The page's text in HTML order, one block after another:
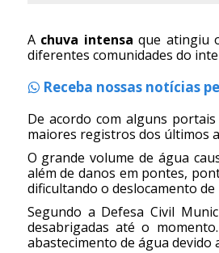
A chuva intensa que atingiu
diferentes comunidades do
Receba nossas notícias
De acordo com alguns
maiores registros dos últimos
O grande volume de água
além de danos em pontes,
dificultando o deslocamento
Segundo a Defesa Civil
desabrigadas até o
abastecimento de água